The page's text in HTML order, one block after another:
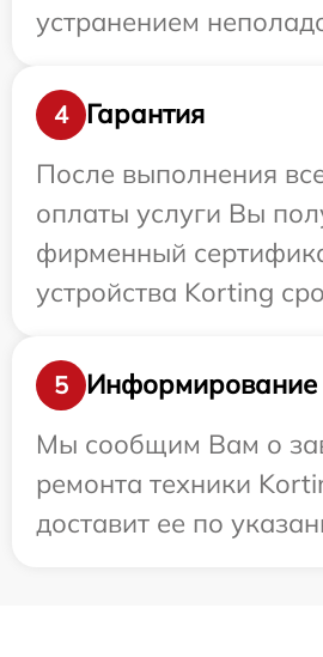
устранением
4
Гарантия
После выполнения
оплаты услуги Вы
фирменный
устройства Korting
5
Информирование
Мы сообщим Вам о
ремонта техники
доставит ее по